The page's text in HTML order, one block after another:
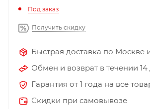
Под заказ
Получить скидку
Быстрая доставка по Москве
Обмен и возврат в течении 14
Гарантия от 1 года на все
Скидки при самовывозе